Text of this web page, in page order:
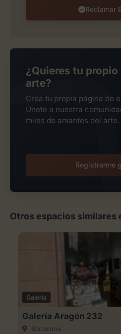
Reclamar
¿Quieres tu
arte?
Crea tu propia página de
Únete a nuestra
miles de amantes del arte.
Registrarme
Otros espacios similares
Galería
Galería Aragón 232
Barcelona